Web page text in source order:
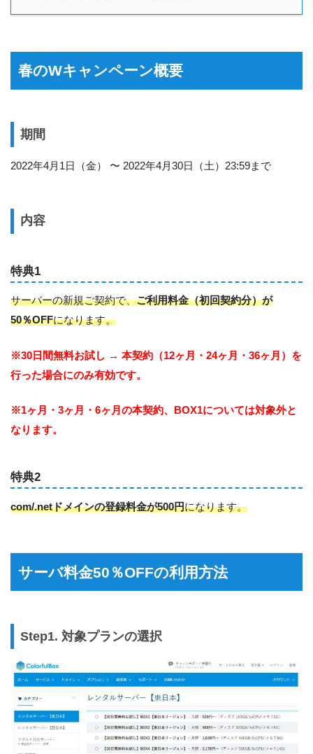
春のWキャンペーン概要
期間
2022年4月1日（金） 〜 2022年4月30日（土）23:59まで
内容
特典1
サーバーの新規ご契約で、ご利用料金（初回契約分）が
50％OFFになります。
※30日間無料お試し → 本契約（12ヶ月・24ヶ月・36ヶ月）を
行った場合にのみ有効です。
※1ヶ月・3ヶ月・6ヶ月の本契約、BOX1については対象外と
なります。
特典2
com/.netドメインの登録料金が500円になります。
サーバ料金50％OFFの利用方法
Step1. 対象プランの選択